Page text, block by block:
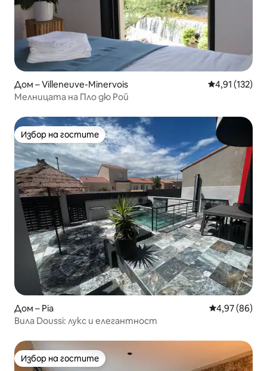
Дом – Villeneuve-Minervois Средна
4,91 (132)
Мелницата на Пло дю Рой
Избор на гостите
Избор на гостите
Дом – Pia Средна
4,97 (86)
Вила Doussi: лукс и елегантност
Избор на гостите
Избор на гостите